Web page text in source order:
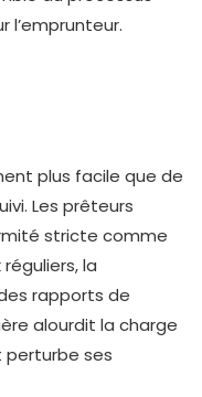
l’emprunteur.
plus facile que de
Les prêteurs
stricte comme
la
rapports de
alourdit la charge
perturbe ses